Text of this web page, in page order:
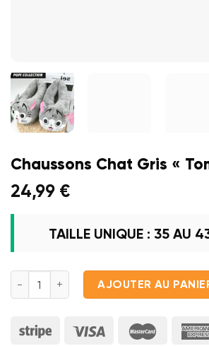
Chaussons Chat Gris «
24,99 €
TAILLE UNIQUE : 35 AU
quantité de Chaussons Chat Gris "Tom"
AJOUTER AU